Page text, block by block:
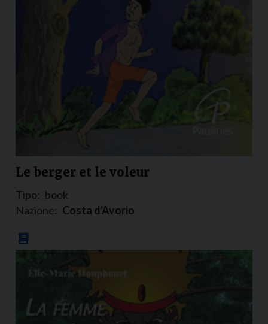
Le berger et le voleur
Tipo: book
Nazione: Costa d'Avorio